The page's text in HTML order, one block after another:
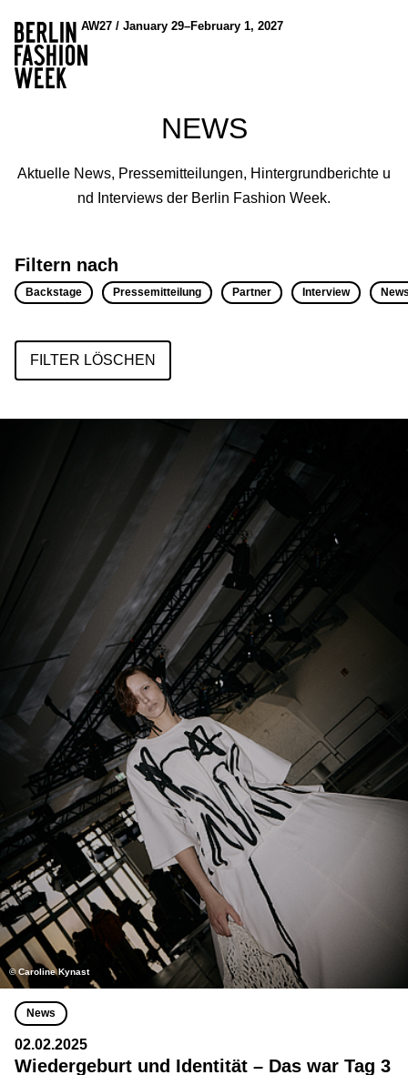
AW27 / January 29–February 1, 2027
NEWS
Aktuelle News, Pressemitteilungen, Hintergrundberichte u
nd Interviews der Berlin Fashion Week.
Filtern nach
Backstage Pressemitteilung Partner Interview
FILTER LÖSCHEN
© Caroline Kynast
News
02.02.2025
Wiedergeburt und Identität – Das war Tag 3